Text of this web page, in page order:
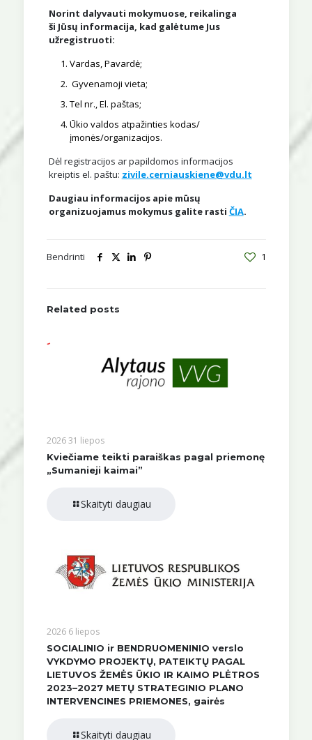
Norint dalyvauti mokymuose, reikalinga
ši Jūsų informacija, kad galėtume Jus
užregistruoti:
Vardas, Pavardė;
Gyvenamoji vieta;
Tel nr., El. paštas;
Ūkio valdos atpažinties kodas/
įmonės/organizacijos.
Dėl registracijos ar papildomos informacijos
kreiptis el. paštu: zivile.cerniauskiene@vdu.lt
Daugiau informacijos apie mūsų
organizuojamus mokymus galite rasti ČIA.
Bendrinti 1
Related posts
2026 31 liepos
Kviečiame teikti paraiškas pagal priemonę
„Sumanieji kaimai”
Skaityti daugiau
2026 6 liepos
SOCIALINIO ir BENDRUOMENINIO verslo
VYKDYMO PROJEKTŲ, PATEIKTŲ PAGAL
LIETUVOS ŽEMĖS ŪKIO IR KAIMO PLĖTROS
2023–2027 METŲ STRATEGINIO PLANO
INTERVENCINES PRIEMONES, gairės
Skaityti daugiau